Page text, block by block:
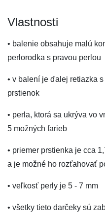
Vlastnosti
• balenie obsahuje malú
perlorodka s pravou perlou
• v balení je ďalej retiazka
prstienok
• perla, ktorá sa ukrýva vo
5 možných farieb
• priemer prstienka je cca
a je možné ho rozťahovať
• veľkosť perly je 5 - 7 mm
• všetky tieto darčeky sú